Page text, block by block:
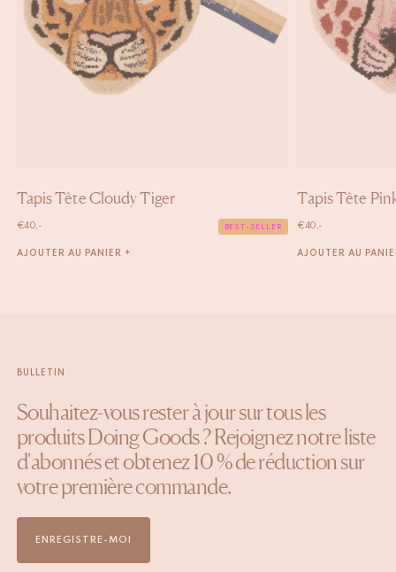
Tapis Tête Cloudy Tiger
€40,- BEST-SELLER
AJOUTER AU PANIER +
Tapis Tête
€40,-
AJOUTER AU
BULLETIN
Souhaitez-vous rester à jour sur tous les
produits Doing Goods ? Rejoignez notre liste
d'abonnés et obtenez 10 % de réduction sur
votre première commande.
ENREGISTRE-MOI